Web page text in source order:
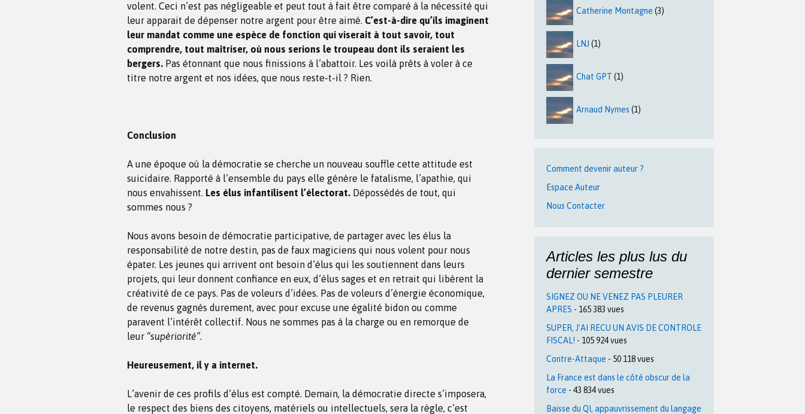
volent. Ceci n’est pas négligeable et peut tout à fait être comparé à la nécessité qui
leur apparait de dépenser notre argent pour être aimé. C’est-à-dire qu’ils imaginent
leur mandat comme une espèce de fonction qui viserait à tout savoir, tout
comprendre, tout maîtriser, où nous serions le troupeau dont ils seraient les
bergers. Pas étonnant que nous finissions à l’abattoir. Les voilà prêts à voler à ce
titre notre argent et nos idées, que nous reste-t-il ? Rien.
Conclusion
A une époque où la démocratie se cherche un nouveau souffle cette attitude est
suicidaire. Rapporté à l’ensemble du pays elle génère le fatalisme, l’apathie, qui
nous envahissent. Les élus infantilisent l’électorat. Dépossédés de tout, qui
sommes nous ?
Nous avons besoin de démocratie participative, de partager avec les élus la
responsabilité de notre destin, pas de faux magiciens qui nous volent pour nous
épater. Les jeunes qui arrivent ont besoin d’élus qui les soutiennent dans leurs
projets, qui leur donnent confiance en eux, d’élus sages et en retrait qui libèrent la
créativité de ce pays. Pas de voleurs d’idées. Pas de voleurs d’énergie économique,
de revenus gagnés durement, avec pour excuse une égalité bidon ou comme
paravent l’intérêt collectif. Nous ne sommes pas à la charge ou en remorque de
leur “supèriorité”.
Heureusement, il y a internet.
L’avenir de ces profils d’élus est compté. Demain, la démocratie directe s’imposera,
le respect des biens des citoyens, matériels ou intellectuels, sera la règle, c’est
Catherine Montagne (3)
LNJ (1)
Chat GPT (1)
Arnaud Nymes (1)
Comment devenir auteur ?
Espace Auteur
Nous Contacter
Articles les plus lus du
dernier semestre
SIGNEZ OU NE VENEZ PAS PLEURER
APRES - 165 383 vues
SUPER, J’AI RECU UN AVIS DE CONTROLE
FISCAL! - 105 924 vues
Contre-Attaque - 50 118 vues
La France est dans le côté obscur de la
force - 43 834 vues
Baisse du QI, appauvrissement du langage